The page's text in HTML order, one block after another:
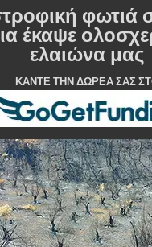
φωτιά
έκαψε
ελαιώνα μας
ΚΑΝΤΕ ΤΗΝ ΔΩΡΕΑ ΣΑΣ